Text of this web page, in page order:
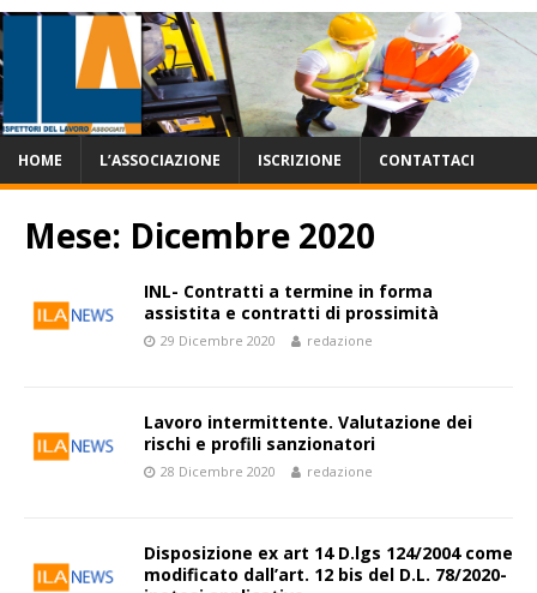
HOME L’ASSOCIAZIONE ISCRIZIONE CONTATTACI
Mese: Dicembre 2020
INL- Contratti a termine in forma
assistita e contratti di prossimità
29 Dicembre 2020 redazione
Lavoro intermittente. Valutazione dei
rischi e profili sanzionatori
28 Dicembre 2020 redazione
Disposizione ex art 14 D.lgs 124/2004 come
modificato dall’art. 12 bis del D.L. 78/2020-